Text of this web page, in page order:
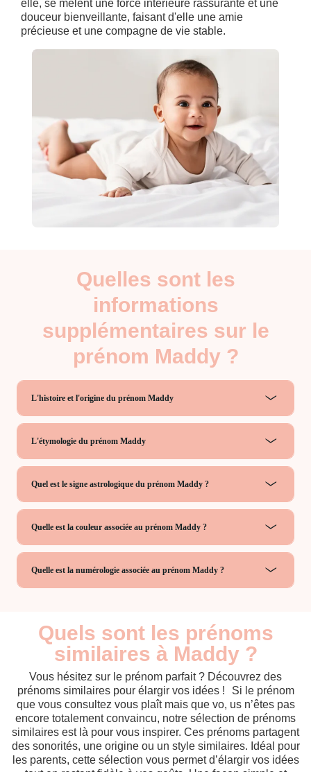
elle, se mêlent une force intérieure rassurante et une
douceur bienveillante, faisant d'elle une amie
précieuse et une compagne de vie stable.
Quelles sont les
informations
supplémentaires sur le
prénom Maddy ?
L'histoire et l'origine du prénom Maddy
L'étymologie du prénom Maddy
Quel est le signe astrologique du prénom Maddy ?
Quelle est la couleur associée au prénom Maddy ?
Quelle est la numérologie associée au prénom Maddy ?
Quels sont les prénoms
similaires à Maddy ?
Vous hésitez sur le prénom parfait ? Découvrez des
prénoms similaires pour élargir vos idées ! Si le prénom
que vous consultez vous plaît mais que vo, us n’êtes pas
encore totalement convaincu, notre sélection de prénoms
similaires est là pour vous inspirer. Ces prénoms partagent
des sonorités, une origine ou un style similaires. Idéal pour
les parents, cette sélection vous permet d’élargir vos idées